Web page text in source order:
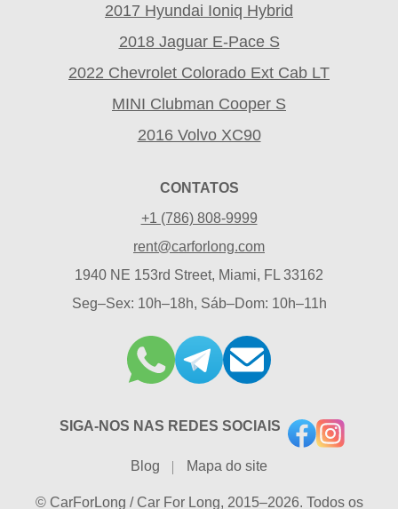
2017 Hyundai Ioniq Hybrid
2018 Jaguar E-Pace S
2022 Chevrolet Colorado Ext Cab LT
MINI Clubman Cooper S
2016 Volvo XC90
CONTATOS
+1 (786) 808-9999
rent@carforlong.com
1940 NE 153rd Street, Miami, FL 33162
Seg–Sex: 10h–18h, Sáb–Dom: 10h–11h
SIGA-NOS NAS REDES SOCIAIS
Blog Mapa do site
© CarForLong / Car For Long, 2015–2026. Todos os